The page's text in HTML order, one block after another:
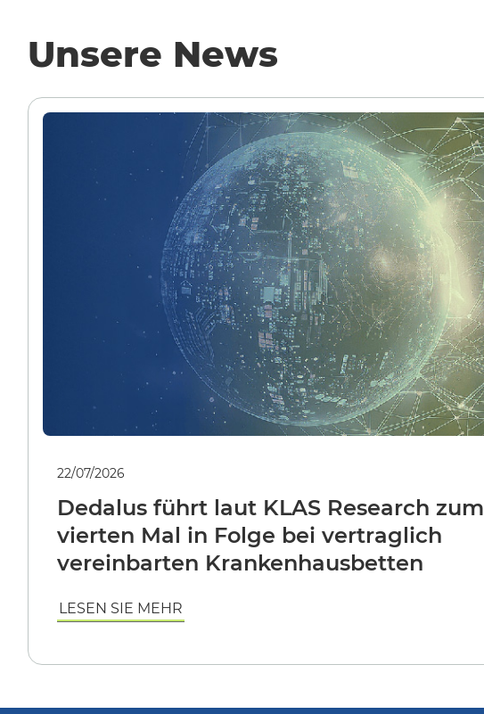
Unsere News
22/07/2026
Dedalus führt laut KLAS Research zum
vierten Mal in Folge bei vertraglich
vereinbarten Krankenhausbetten
LESEN SIE MEHR